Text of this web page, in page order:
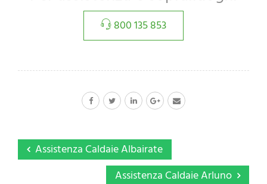
800 135 853
Assistenza Caldaie Albairate
Assistenza Caldaie Arluno